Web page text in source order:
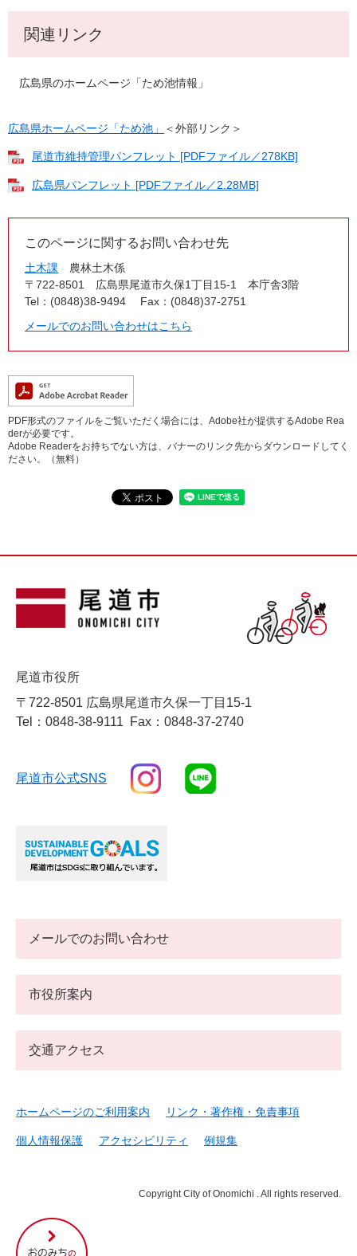
関連リンク
広島県のホームページ「ため池情報」
広島県ホームページ「ため池」 ＜外部リンク＞
尾道市維持管理パンフレット [PDFファイル／278KB]
広島県パンフレット [PDFファイル／2.28MB]
このページに関するお問い合わせ先
土木課
農林土木係
〒722-8501
広島県尾道市久保1丁目15-1 本庁舎3階
Tel：(0848)38-9494
Fax：(0848)37-2751
メールでのお問い合わせはこちら
PDF形式のファイルをご覧いただく場合には、Adobe社が提供するAdobe Rea
derが必要です。
Adobe Readerをお持ちでない方は、バナーのリンク先からダウンロードしてく
ださい。（無料）
尾
道
尾道市役所
〒722-8501 広島県尾道市久保一丁目15-1
Tel：0848-38-9111
Fax：0848-37-2740
尾道市公式SNS
メールでのお問い合わせ
市役所案内
交通アクセス
ホームページのご利用案内 リンク・著作権・免責事項
個人情報保護 アクセシビリティ 例規集
Copyright City of Onomichi . All rights reserved.